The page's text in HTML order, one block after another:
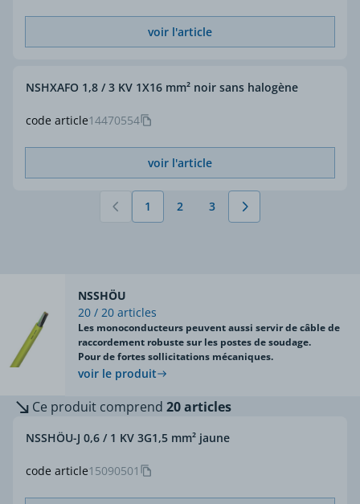
voir l'article
code article14470554
NSHXAFO 1,8 / 3 KV 1X16 mm² noir sans halogène
voir l'article
Vous lisez actuellement la page
1 Page
2 Page
3
NSSHÖU
20 / 20 articles
Les monoconducteurs peuvent aussi servir de câble de
raccordement robuste sur les postes de soudage.
Pour de fortes sollicitations mécaniques.
voir le produit
Ce produit comprend 20 articles
code article15090501
NSSHÖU-J 0,6 / 1 KV 3G1,5 mm² jaune